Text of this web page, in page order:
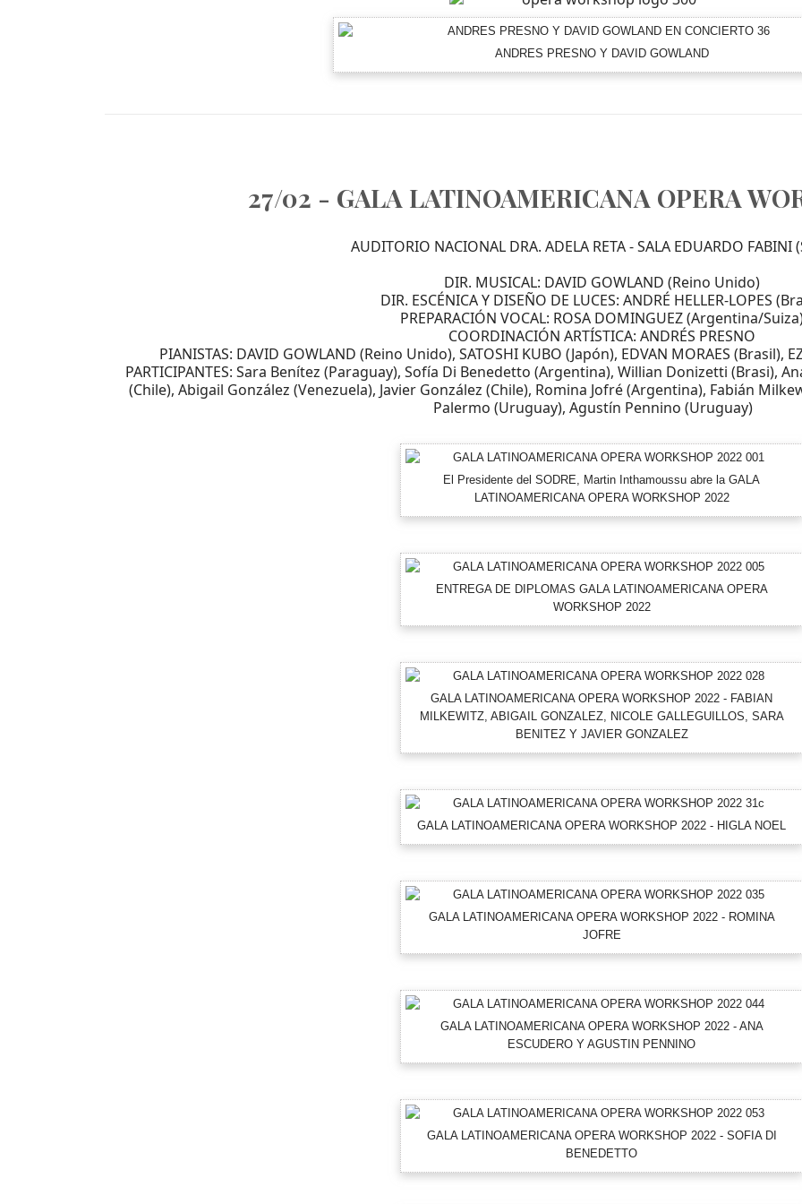
ANDRES PRESNO Y DAVID GOWLAND
27/02 - GALA LATINOAMERICANA OPERA
AUDITORIO NACIONAL DRA. ADELA RETA - SALA EDUARDO FABINI
DIR. MUSICAL: DAVID GOWLAND (Reino Unido)
DIR. ESCÉNICA Y DISEÑO DE LUCES: ANDRÉ HELLER-LOPES
PREPARACIÓN VOCAL: ROSA DOMINGUEZ (Argentina/
COORDINACIÓN ARTÍSTICA: ANDRÉS PRESNO
PIANISTAS: DAVID GOWLAND (Reino Unido), SATOSHI KUBO (Japón), EDVAN MORAES (Brasil),
PARTICIPANTES: Sara Benítez (Paraguay), Sofía Di Benedetto (Argentina), Willian Donizetti (Brasi),
(Chile), Abigail González (Venezuela), Javier González (Chile), Romina Jofré (Argentina), Fabián
Palermo (Uruguay), Agustín Pennino (Uruguay)
El Presidente del SODRE, Martin Inthamoussu abre la GALA
LATINOAMERICANA OPERA WORKSHOP 2022
ENTREGA DE DIPLOMAS GALA LATINOAMERICANA OPERA
WORKSHOP 2022
GALA LATINOAMERICANA OPERA WORKSHOP 2022 - FABIAN
MILKEWITZ, ABIGAIL GONZALEZ, NICOLE GALLEGUILLOS, SARA
BENITEZ Y JAVIER GONZALEZ
GALA LATINOAMERICANA OPERA WORKSHOP 2022 - HIGLA NOEL
GALA LATINOAMERICANA OPERA WORKSHOP 2022 - ROMINA
JOFRE
GALA LATINOAMERICANA OPERA WORKSHOP 2022 - ANA
ESCUDERO Y AGUSTIN PENNINO
GALA LATINOAMERICANA OPERA WORKSHOP 2022 - SOFIA DI
BENEDETTO